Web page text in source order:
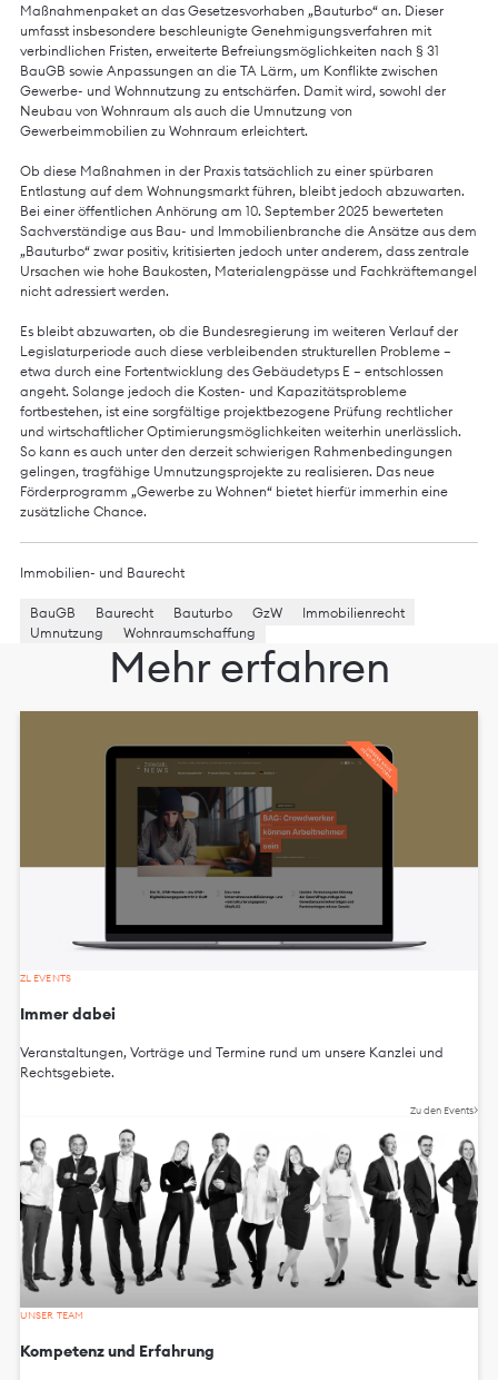
Maßnahmenpaket an das Gesetzesvorhaben „Bauturbo“ an. Dieser
umfasst insbesondere beschleunigte Genehmigungsverfahren mit
verbindlichen Fristen, erweiterte Befreiungsmöglichkeiten nach § 31
BauGB sowie Anpassungen an die TA Lärm, um Konflikte zwischen
Gewerbe- und Wohnnutzung zu entschärfen. Damit wird, sowohl der
Neubau von Wohnraum als auch die Umnutzung von
Gewerbeimmobilien zu Wohnraum erleichtert.
Ob diese Maßnahmen in der Praxis tatsächlich zu einer spürbaren
Entlastung auf dem Wohnungsmarkt führen, bleibt jedoch abzuwarten.
Bei einer öffentlichen Anhörung am 10. September 2025 bewerteten
Sachverständige aus Bau- und Immobilienbranche die Ansätze aus dem
„Bauturbo“ zwar positiv, kritisierten jedoch unter anderem, dass zentrale
Ursachen wie hohe Baukosten, Materialengpässe und Fachkräftemangel
nicht adressiert werden.
Es bleibt abzuwarten, ob die Bundesregierung im weiteren Verlauf der
Legislaturperiode auch diese verbleibenden strukturellen Probleme –
etwa durch eine Fortentwicklung des Gebäudetyps E – entschlossen
angeht. Solange jedoch die Kosten- und Kapazitätsprobleme
fortbestehen, ist eine sorgfältige projektbezogene Prüfung rechtlicher
und wirtschaftlicher Optimierungsmöglichkeiten weiterhin unerlässlich.
So kann es auch unter den derzeit schwierigen Rahmenbedingungen
gelingen, tragfähige Umnutzungsprojekte zu realisieren. Das neue
Förderprogramm „Gewerbe zu Wohnen“ bietet hierfür immerhin eine
zusätzliche Chance.
Immobilien- und Baurecht
BauGB Baurecht Bauturbo GzW
Immobilienrecht
Umnutzung
Wohnraumschaffung
Mehr erfahren
ZL EVENTS
Immer dabei
Veranstaltungen, Vorträge und Termine rund um unsere Kanzlei und
Rechtsgebiete.
Zu den Events
UNSER TEAM
Kompetenz und Erfahrung